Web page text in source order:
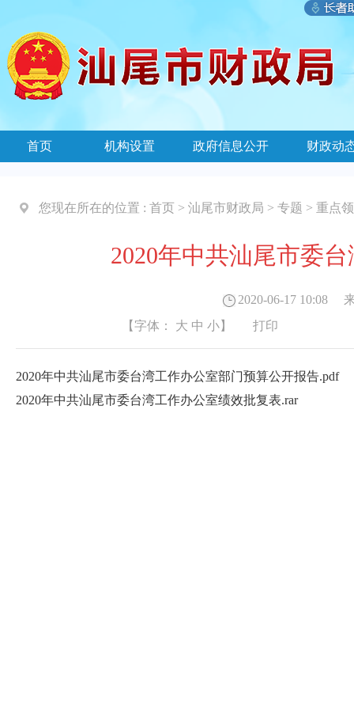
首页 机构设置 政府信息公开 财政动
您现在所在的位置 : 首页 > 汕尾市财政局 > 专题 > 重点
2020年中共汕尾市委
2020-06-17 10:08
【字体： 大 中 小】 打印
2020年中共汕尾市委台湾工作办公室部门预算公开报告.pdf
2020年中共汕尾市委台湾工作办公室绩效批复表.rar